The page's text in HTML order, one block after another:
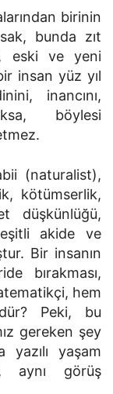
birinin
bunda zıt
eski ve yeni
insan yüz yıl
inancını,
böylesi
(naturalist),
kötümserlik,
düşkünlüğü,
akide ve
Bir insanın
bırakması,
hem
Peki, bu
gereken şey
yazılı yaşam
aynı görüş